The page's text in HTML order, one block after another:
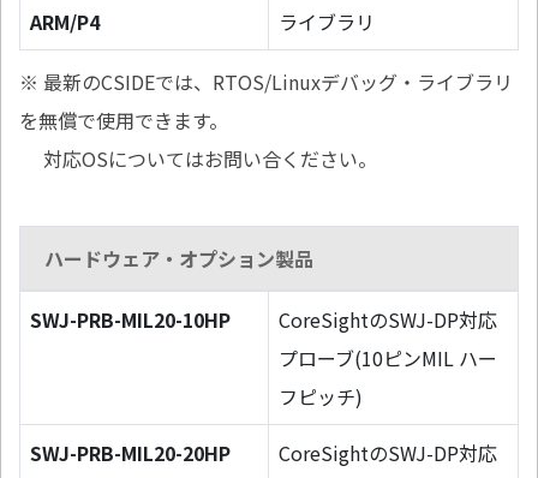
ARM/P4
ライブラリ
※ 最新のCSIDEでは、RTOS/Linuxデバッグ・ライブラリ
を無償で使用できます。
対応OSについてはお問い合ください。
ハードウェア・オプション製品
SWJ-PRB-MIL20-10HP
CoreSightのSWJ-DP対応
プローブ(10ピンMIL ハー
フピッチ)
SWJ-PRB-MIL20-20HP
CoreSightのSWJ-DP対応